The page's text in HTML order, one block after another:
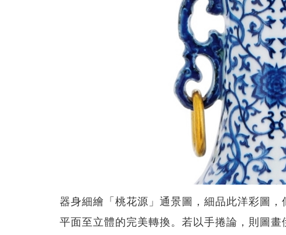
器身細繪「桃花源」通景圖，細品此洋彩圖
平面至立體的完美轉換。若以手捲論，則圖